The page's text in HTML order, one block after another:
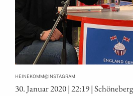
HEINEKOMM@INSTAGRAM
30. Janu­ar 2020 | 22:19 |